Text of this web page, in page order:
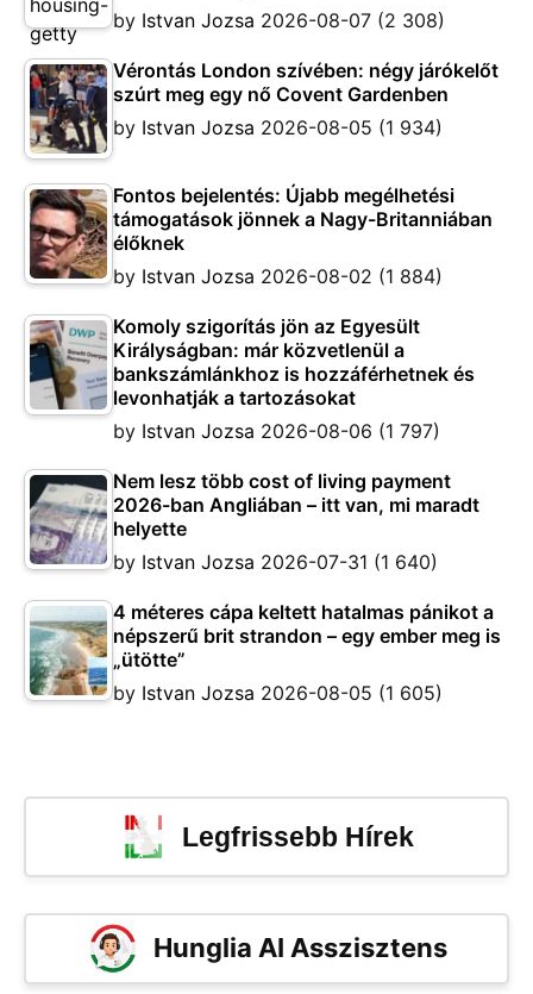
by Istvan Jozsa 2026-08-07 (2 308)
Vérontás London szívében: négy járókelőt
szúrt meg egy nő Covent Gardenben
by Istvan Jozsa 2026-08-05 (1 934)
Fontos bejelentés: Újabb megélhetési
támogatások jönnek a Nagy-Britanniában
élőknek
by Istvan Jozsa 2026-08-02 (1 884)
Komoly szigorítás jön az Egyesült
Királyságban: már közvetlenül a
bankszámlánkhoz is hozzáférhetnek és
levonhatják a tartozásokat
by Istvan Jozsa 2026-08-06 (1 797)
Nem lesz több cost of living payment
2026-ban Angliában – itt van, mi maradt
helyette
by Istvan Jozsa 2026-07-31 (1 640)
4 méteres cápa keltett hatalmas pánikot a
népszerű brit strandon – egy ember meg is
„ütötte”
by Istvan Jozsa 2026-08-05 (1 605)
Legfrissebb Hírek
Hunglia AI Asszisztens